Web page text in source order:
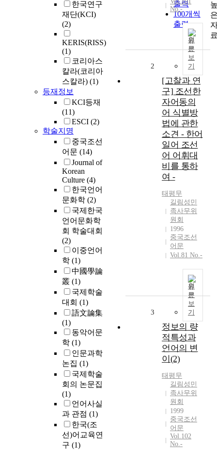
한국연구
재단(KCI)
(2)
KERIS(RISS)
(1)
코리아스
칼라(코리아
스칼라) (1)
등재정보
KCI등재
(11)
ESCI (2)
학술지명
중국조선
어문 (14)
Journal of
Korean
Culture (4)
한국언어
문화학 (2)
국제한국
언어문화학
회 학술대회
(2)
이중언어
학 (1)
中國學論
叢 (1)
국제학술
대회 (1)
語文論集
(1)
동악어문
학 (1)
인문과학
논집 (1)
국제학술
회의 논문집
(1)
언어사실
과 관점 (1)
한국(조
선)어교육연
구 (1)
출력
100개씩
출력
No.-
원
문
보
기
2
[고찰과 연
구] 조선한
자어동의
어 식별방
법에 관한
소견 - 한어
일어 조선
어 어휘대
비를 통하
여 -
태평무
길림성민
족사무위
원회
1996
중국조선
어문
Vol.81 No.-
원
문
보
기
3
정보의 량
적특성과
언어의 변
이(2)
태평무
길림성민
족사무위
원회
1999
중국조선
어문
Vol.102
No.-